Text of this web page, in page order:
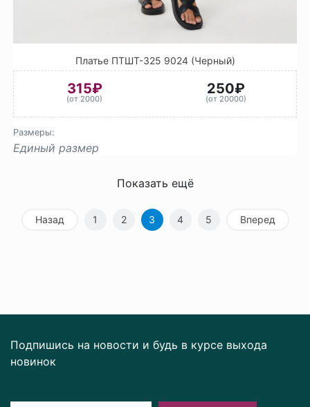
Платье ПТШТ-325 9024 (Черный)
315₽
(от 2000)
250₽
(от 20000)
Размеры:
Единый размер
Показать ещё
Назад 1 2 3 4 5 Вперед
Подпишись на новости и будь в курсе выхода
новинок